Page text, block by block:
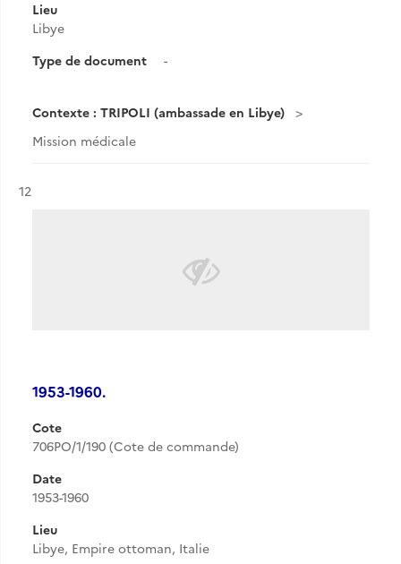
Lieu
Libye
Type de document
-
Contexte : TRIPOLI (ambassade en Libye)
Mission médicale
Résultat n°
12
1953-1960.
Cote
706PO/1/190 (Cote de commande)
Date
1953-1960
Lieu
Libye, Empire ottoman, Italie